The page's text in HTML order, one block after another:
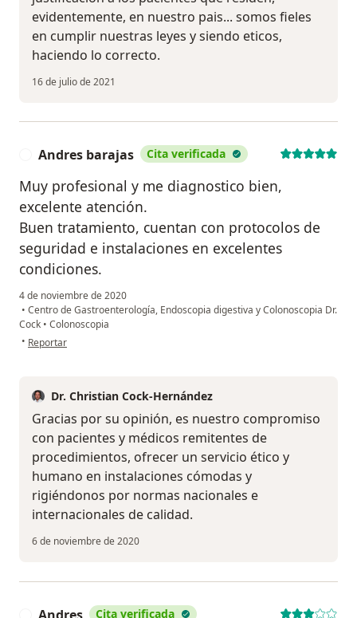
evidentemente, en nuestro pais... somos fieles
en cumplir nuestras leyes y siendo eticos,
haciendo lo correcto.
16 de julio de 2021
Andres barajas Cita verificada
Muy profesional y me diagnostico bien,
excelente atención.
Buen tratamiento, cuentan con protocolos de
seguridad e instalaciones en excelentes
condiciones.
4 de noviembre de 2020
• Centro de Gastroenterología, Endoscopia digestiva y Colonoscopia Dr.
Cock • Colonoscopia
• en opinión del usuario Andres barajas
Reportar
Dr. Christian Cock-Hernández
Gracias por su opinión, es nuestro compromiso
con pacientes y médicos remitentes de
procedimientos, ofrecer un servicio ético y
humano en instalaciones cómodas y
rigiéndonos por normas nacionales e
internacionales de calidad.
6 de noviembre de 2020
Cita verificada